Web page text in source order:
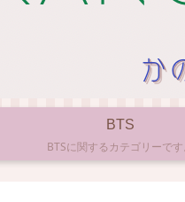
BTS
BTSに関するカテゴリーです